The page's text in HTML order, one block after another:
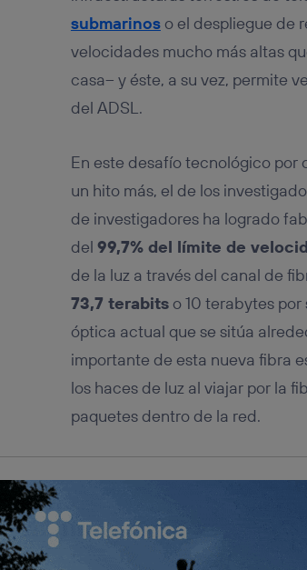
submarinoso el despliegue de
velocidades mucho más altas
casa– y éste, a su vez, permite
del ADSL.
En este desafío tecnológico por
un hito más, el de los
de investigadores ha logrado
del 99,7% del límite de
de la luz a través del canal de
73,7 terabitso 10 terabytes por
óptica actual que se sitúa
importante de esta nueva fibra
los haces de luz al viajar por la
paquetes dentro de la red.
conecte su dispositivo
Típicamente:
Si utilizas una
realizará en función
Puedes gestionar los
inferior de esta página
Para más información,